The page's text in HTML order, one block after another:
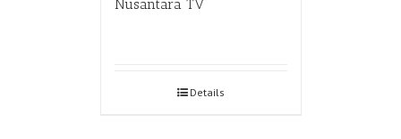
Nusantara TV
Details